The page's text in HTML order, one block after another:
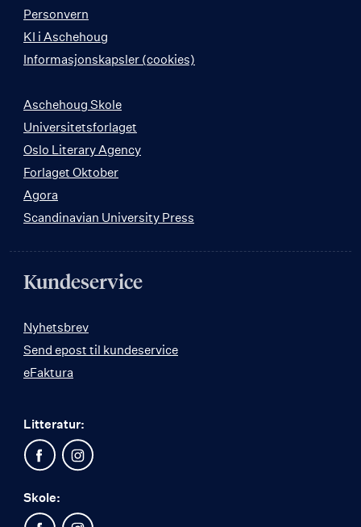
Personvern
KI i Aschehoug
Informasjonskapsler (cookies)
Aschehoug Skole
Universitetsforlaget
Oslo Literary Agency
Forlaget Oktober
Agora
Scandinavian University Press
Kundeservice
Nyhetsbrev
Send epost til kundeservice
eFaktura
Litteratur:
Skole: